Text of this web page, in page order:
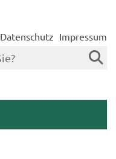
Datenschutz Impressum